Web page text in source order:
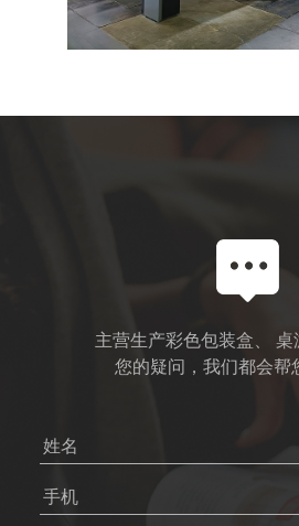
主营生产彩色包装盒、 桌
您的疑问，我们都会帮